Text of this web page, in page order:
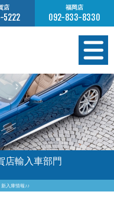
店
5222
福岡店
092-833-8330
店輸入車部門
新入庫情報♪♪